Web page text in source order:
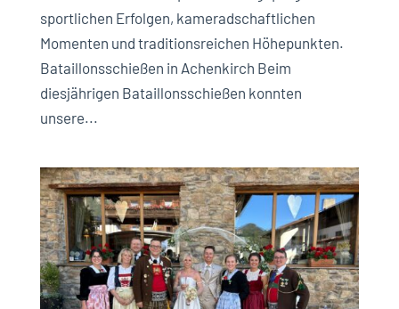
sportlichen Erfolgen, kameradschaftlichen
Momenten und traditionsreichen Höhepunkten.
Bataillonsschießen in Achenkirch Beim
diesjährigen Bataillonsschießen konnten
unsere...